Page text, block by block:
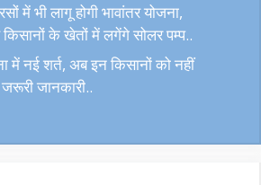
में भी लागू होगी भावांतर योजना,
के खेतों में लगेंगे सोलर पम्प..
में नई शर्त, अब इन किसानों को नहीं
जानकारी..